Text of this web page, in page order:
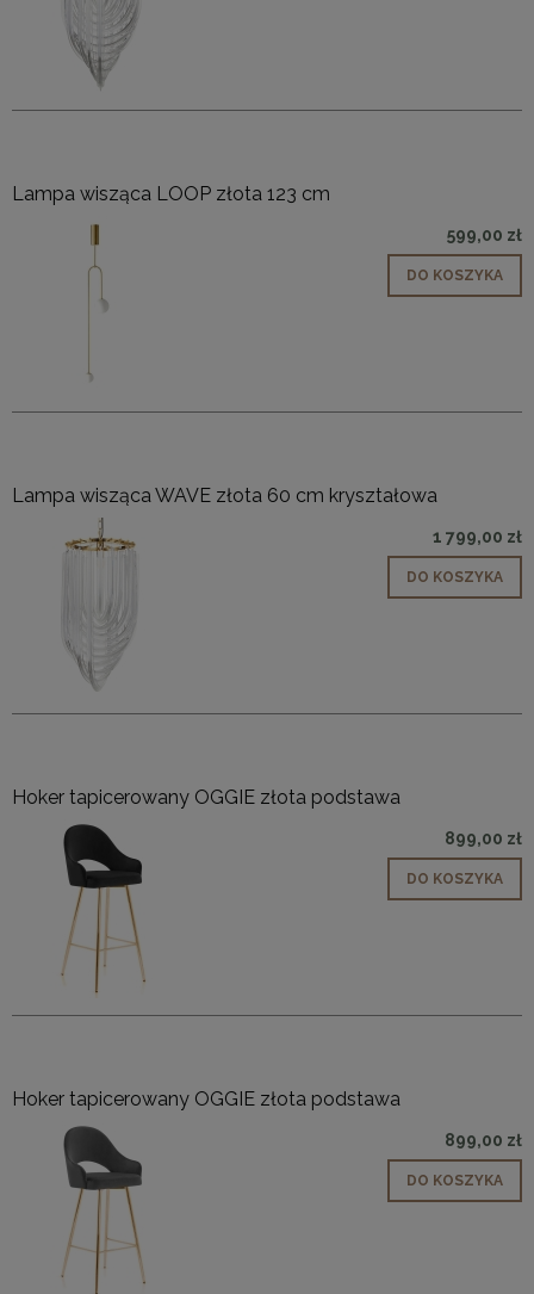
Lampa wisząca LOOP złota 123 cm
599,00 zł
DO KOSZYKA
Lampa wisząca WAVE złota 60 cm kryształowa
1 799,00 zł
DO KOSZYKA
Hoker tapicerowany OGGIE złota podstawa
899,00 zł
DO KOSZYKA
Hoker tapicerowany OGGIE złota podstawa
899,00 zł
DO KOSZYKA